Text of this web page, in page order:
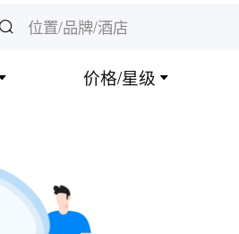
 位置/品牌/酒店
价格/星级 